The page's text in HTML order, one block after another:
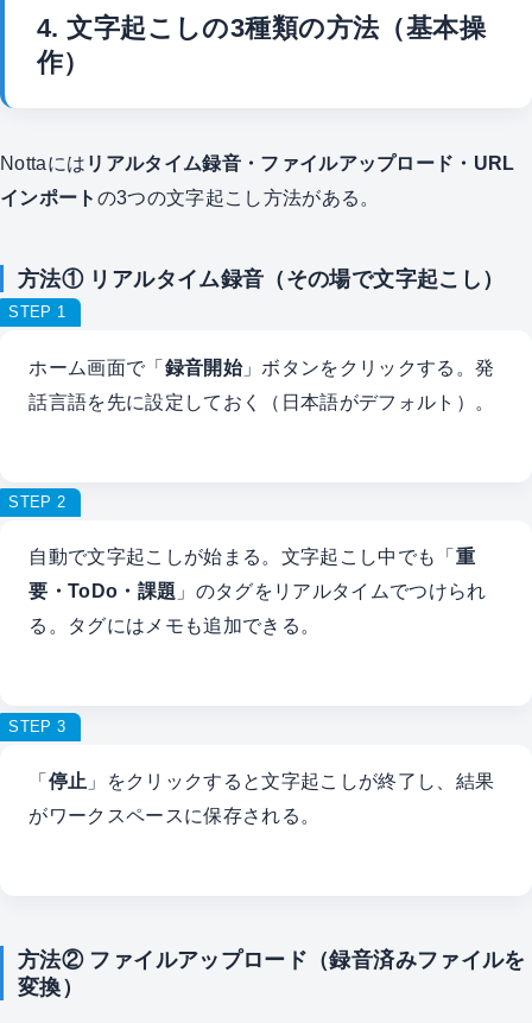
4. 文字起こしの3種類の方法（基本操
作）
Nottaには リアルタイム録音・ファイルアップロード・URL
インポート の3つの文字起こし方法がある。
方法① リアルタイム録音（その場で文字起こし）
STEP 1
ホーム画面で「録音開始」ボタンをクリックする。発
話言語を先に設定しておく（日本語がデフォルト）。
STEP 2
自動で文字起こしが始まる。文字起こし中でも「 重
要・ToDo・課題 」のタグをリアルタイムでつけられ
る。タグにはメモも追加できる。
STEP 3
「停止 」をクリックすると文字起こしが終了し、結果
がワークスペースに保存される。
方法② ファイルアップロード（録音済みファイルを
変換）